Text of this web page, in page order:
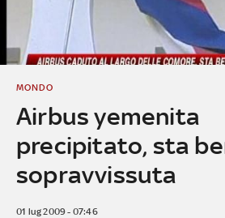
Airbus yemenita
precipitato, sta
sopravvissuta
MONDO
01 lug 2009 - 07:46